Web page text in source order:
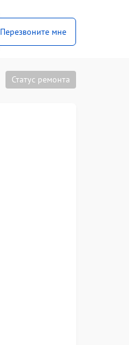
Перезвоните мне
Статус ремонта